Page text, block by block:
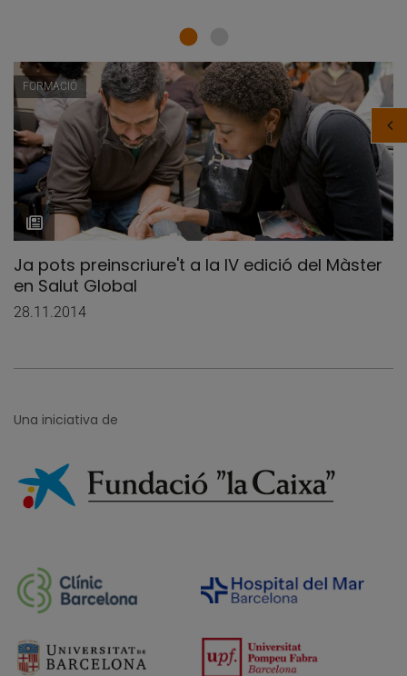
FORMACIÓ
Ja pots preinscriure't a la IV edició del Màster
en Salut Global
28.11.2014
Una iniciativa de